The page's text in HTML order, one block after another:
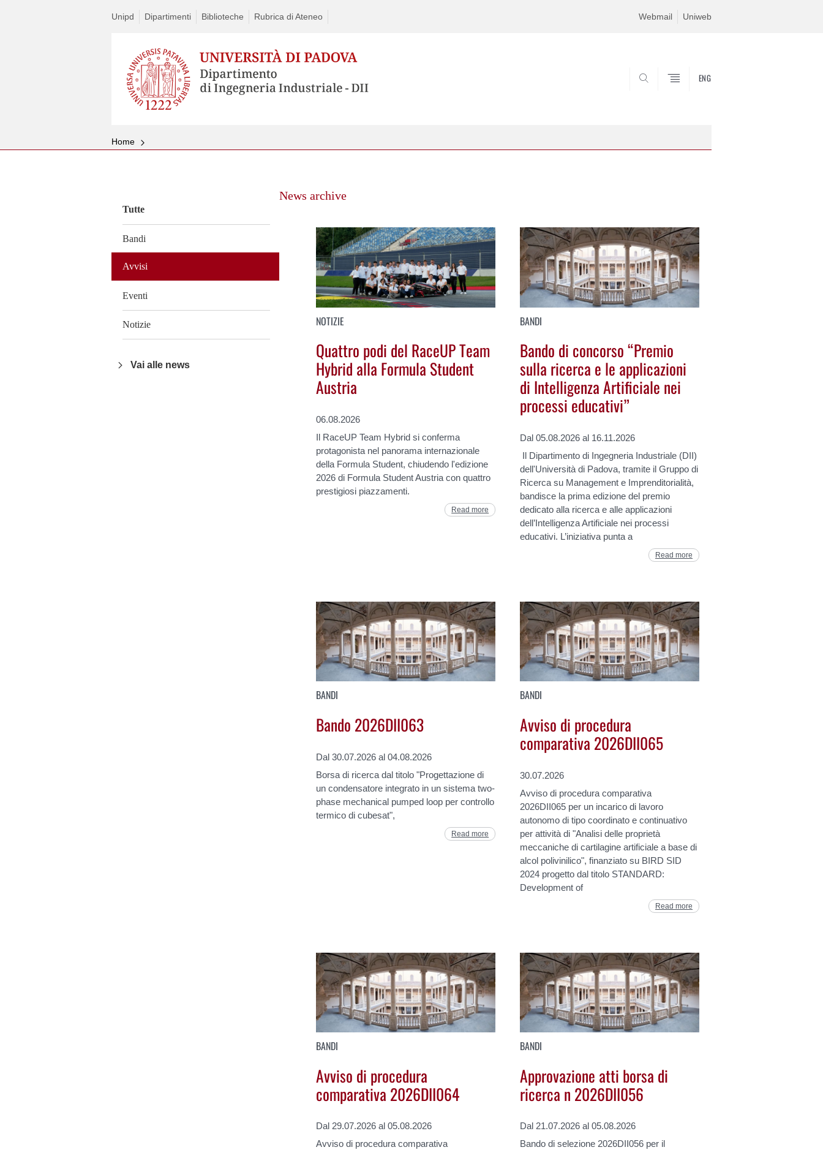
Unipd Dipartimenti Biblioteche Rubrica di Ateneo Webmail Uniweb
ENG
Home
Tutte
Bandi
Avvisi
Eventi
Notizie
Vai alle news
News archive
NOTIZIE
Quattro podi del RaceUP Team
Hybrid alla Formula Student
Austria
06.08.2026
Il RaceUP Team Hybrid si conferma
protagonista nel panorama internazionale
della Formula Student, chiudendo l'edizione
2026 di Formula Student Austria con quattro
prestigiosi piazzamenti.
Read more
BANDI
Bando di concorso “Premio
sulla ricerca e le applicazioni
di Intelligenza Artificiale nei
processi educativi”
Dal 05.08.2026 al 16.11.2026
Il Dipartimento di Ingegneria Industriale (DII)
dell'Università di Padova, tramite il Gruppo di
Ricerca su Management e Imprenditorialità,
bandisce la prima edizione del premio
dedicato alla ricerca e alle applicazioni
dell’Intelligenza Artificiale nei processi
educativi. L’iniziativa punta a
Read more
BANDI
Bando 2026DII063
Dal 30.07.2026 al 04.08.2026
Borsa di ricerca dal titolo "Progettazione di
un condensatore integrato in un sistema two-
phase mechanical pumped loop per controllo
termico di cubesat",
Read more
BANDI
Avviso di procedura
comparativa 2026DII065
30.07.2026
Avviso di procedura comparativa
2026DII065 per un incarico di lavoro
autonomo di tipo coordinato e continuativo
per attività di "Analisi delle proprietà
meccaniche di cartilagine artificiale a base di
alcol polivinilico", finanziato su BIRD SID
2024 progetto dal titolo STANDARD:
Development of
Read more
BANDI
Avviso di procedura
comparativa 2026DII064
Dal 29.07.2026 al 05.08.2026
Avviso di procedura comparativa
BANDI
Approvazione atti borsa di
ricerca n 2026DII056
Dal 21.07.2026 al 05.08.2026
Bando di selezione 2026DII056 per il